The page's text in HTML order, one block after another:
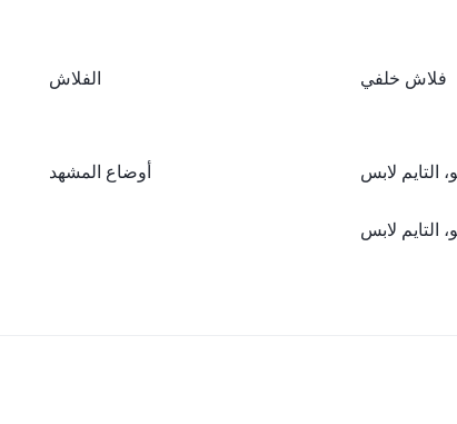
الفلاش فلاش خلفي
أوضاع المشهد